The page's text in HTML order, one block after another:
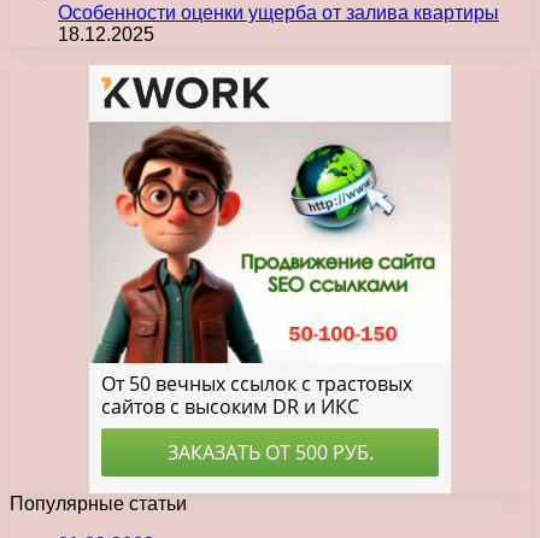
Особенности оценки ущерба от залива квартиры
18.12.2025
Популярные статьи